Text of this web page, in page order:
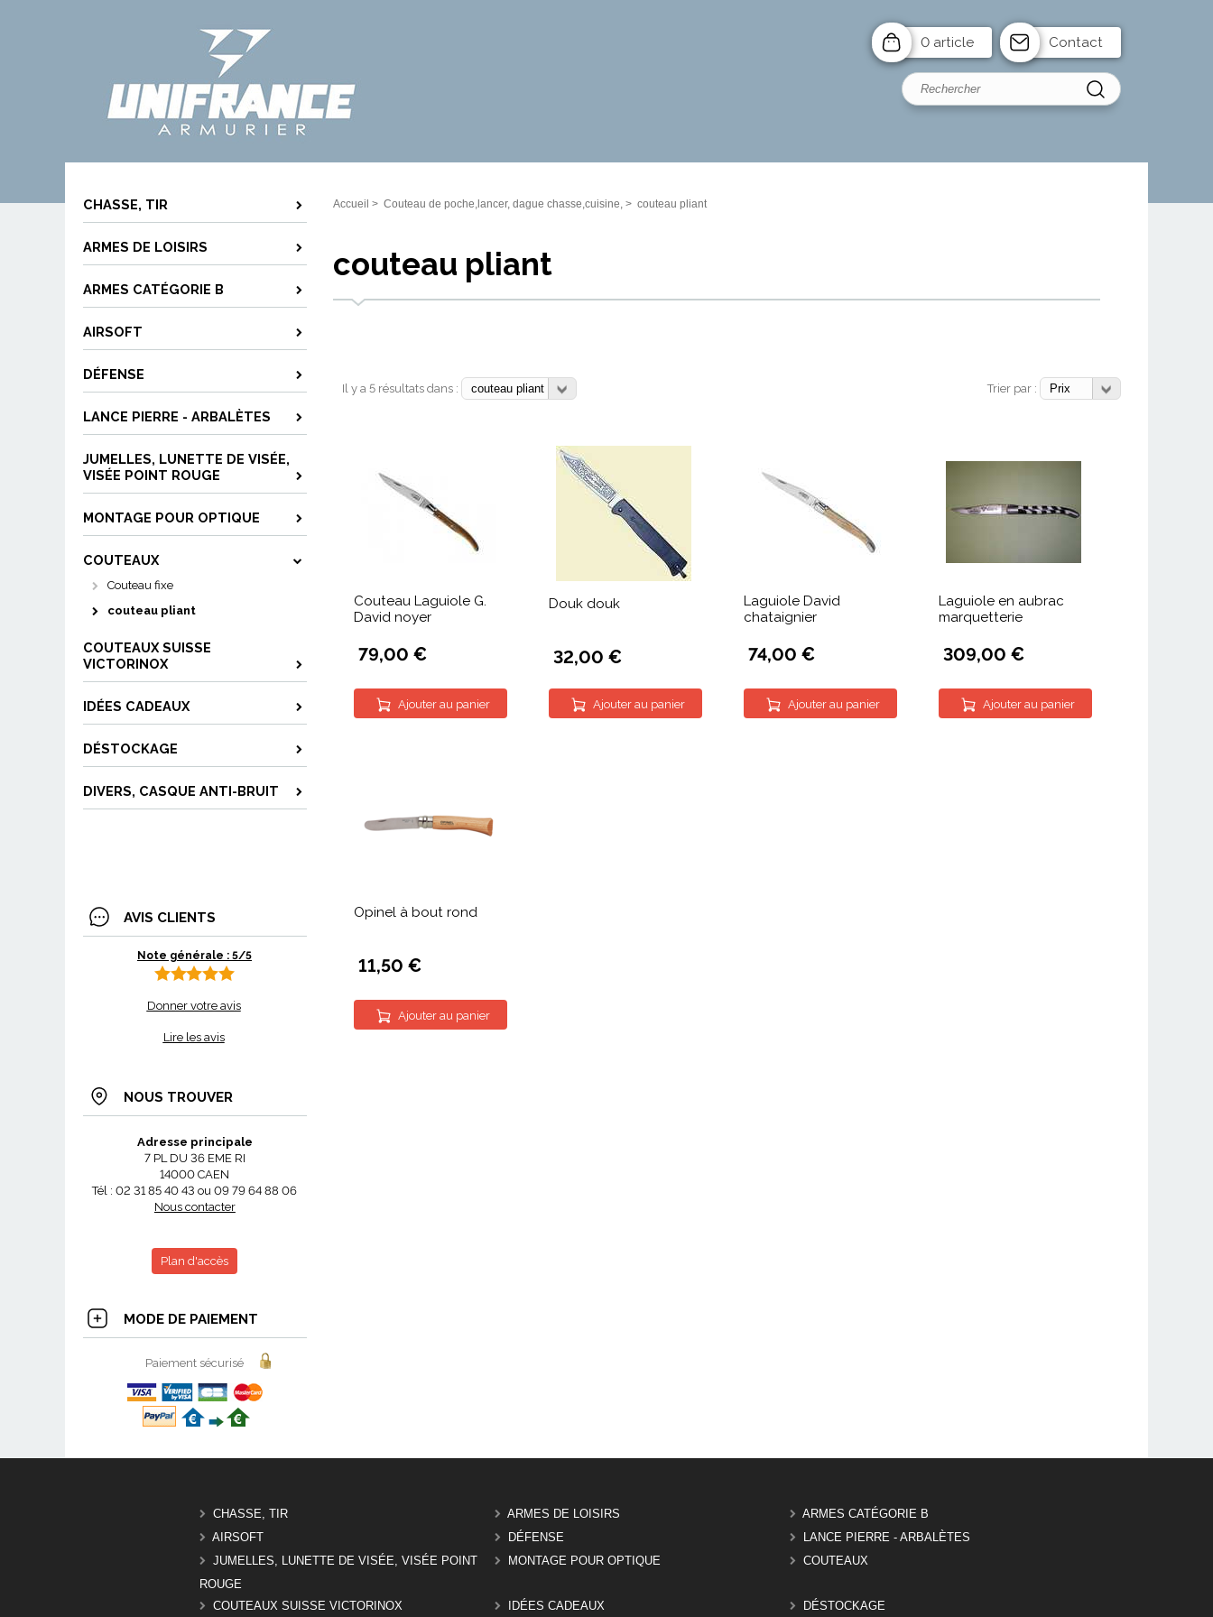
0 article Contact
CHASSE, TIR
ARMES DE LOISIRS
ARMES CATÉGORIE B
AIRSOFT
DÉFENSE
LANCE PIERRE - ARBALÈTES
JUMELLES, LUNETTE DE VISÉE,
VISÉE POINT ROUGE
MONTAGE POUR OPTIQUE
COUTEAUX
Couteau fixe
couteau pliant
COUTEAUX SUISSE
VICTORINOX
IDÉES CADEAUX
DÉSTOCKAGE
DIVERS, CASQUE ANTI-BRUIT
AVIS CLIENTS
Note générale : 5/5
Donner votre avis
Lire les avis
NOUS TROUVER
Adresse principale
7 PL DU 36 EME RI
14000 CAEN
Tél : 02 31 85 40 43 ou 09 79 64 88 06
Nous contacter
Plan d'accès
MODE DE PAIEMENT
Paiement sécurisé
Accueil > Couteau de poche,lancer, dague chasse,cuisine,> couteau pliant
couteau pliant
Il y a 5 résultats dans : Trier par :
Couteau Laguiole G.
David noyer
79,00 €
Ajouter au panier
Douk douk
32,00 €
Ajouter au panier
Laguiole David
chataignier
74,00 €
Ajouter au panier
Laguiole en aubrac
marquetterie
309,00 €
Ajouter au panier
Opinel à bout rond
11,50 €
Ajouter au panier
CHASSE, TIR ARMES DE LOISIRS
ARMES CATÉGORIE B
AIRSOFT
DÉFENSE
LANCE PIERRE - ARBALÈTES
JUMELLES, LUNETTE DE VISÉE, VISÉE POINT
ROUGE
MONTAGE POUR OPTIQUE COUTEAUX
COUTEAUX SUISSE VICTORINOX IDÉES CADEAUX DÉSTOCKAGE